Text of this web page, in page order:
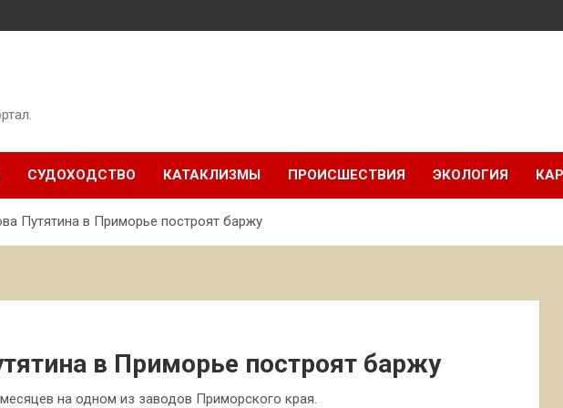
СУДОХОДСТВО КАТАКЛИЗМЫ ПРОИСШЕСТВИЯ ЭКОЛОГИЯ
Путятина в Приморье построят баржу
в Приморье построят баржу
на одном из заводов Приморского края.